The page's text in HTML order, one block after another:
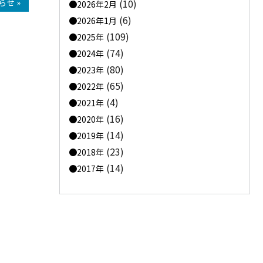
せ » 2026年2月 (10)
2026年1月 (6)
2025年 (109)
2024年 (74)
2023年 (80)
2022年 (65)
2021年 (4)
2020年 (16)
2019年 (14)
2018年 (23)
2017年 (14)